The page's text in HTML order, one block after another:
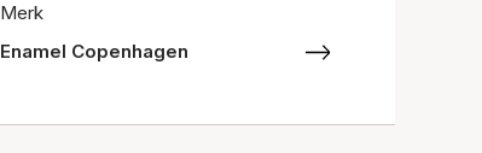
Merk
Enamel Copenhagen